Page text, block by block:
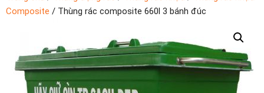
Composite / Thùng rác composite 660l 3 bánh đúc